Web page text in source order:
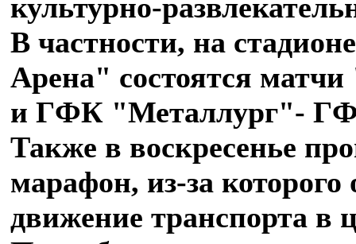
культурно-
В частности, на
Арена" состоятся
и ГФК "Металлург"-
Также в воскресенье
марафон, из-за которого
движение транспорта в